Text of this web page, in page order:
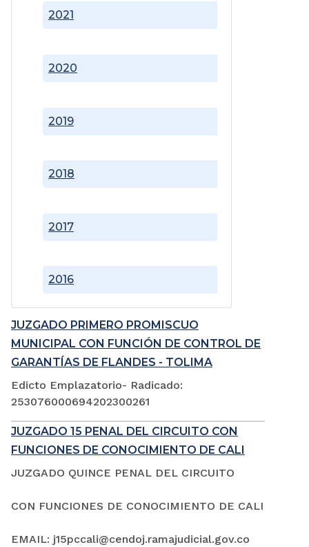
2016
2017
2018
2019
2020
2021
JUZGADO PRIMERO PROMISCUO
MUNICIPAL CON FUNCIÓN DE CONTROL DE
GARANTÍAS DE FLANDES - TOLIMA
Edicto Emplazatorio- Radicado:
253076000694202300261
JUZGADO 15 PENAL DEL CIRCUITO CON
FUNCIONES DE CONOCIMIENTO DE CALI
JUZGADO QUINCE PENAL DEL CIRCUITO
CON FUNCIONES DE CONOCIMIENTO DE CALI
EMAIL: j15pccali@cendoj.ramajudicial.gov.co